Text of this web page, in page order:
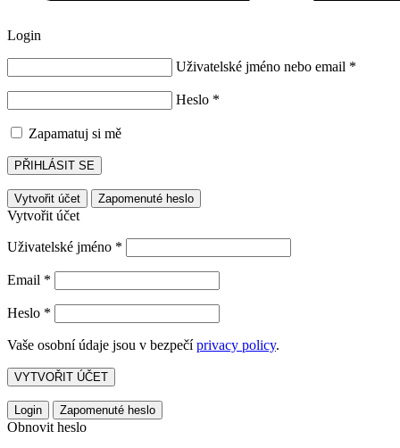
Login
Uživatelské jméno nebo email *
Heslo *
Zapamatuj si mě
PŘIHLÁSIT SE
Vytvořit účet Zapomenuté heslo
Vytvořit účet
Uživatelské jméno *
Email *
Heslo *
Vaše osobní údaje jsou v bezpečíprivacy policy.
VYTVOŘIT ÚČET
Login Zapomenuté heslo
Obnovit heslo